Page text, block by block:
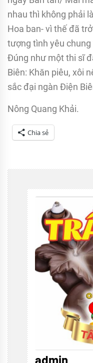
nhau thì không phải
Hoa ban- vì thế đã
tượng tình yêu
Đúng như một thi sĩ
Biên: Khăn piêu, xôi
sắc đại ngàn Điện
Nông Quang Khải.
Chia sẻ
Dân
tộc
anh
em
admin